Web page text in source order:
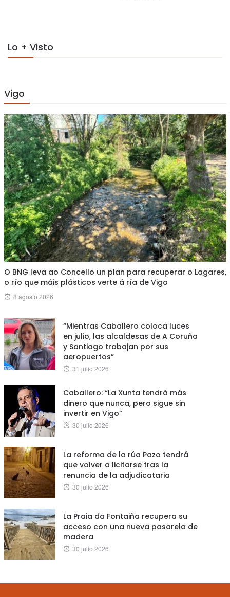
Lo + Visto
Vigo
O BNG leva ao Concello un plan para recuperar o Lagares,
o río que máis plásticos verte á ría de Vigo
Posted
8 agosto 2026
“Mientras Caballero coloca luces
en julio, las alcaldesas de A Coruña
y Santiago trabajan por sus
aeropuertos”
Posted
31 julio 2026
Caballero: “La Xunta tendrá más
dinero que nunca, pero sigue sin
invertir en Vigo”
Posted
30 julio 2026
La reforma de la rúa Pazo tendrá
que volver a licitarse tras la
renuncia de la adjudicataria
Posted
30 julio 2026
La Praia da Fontaiña recupera su
acceso con una nueva pasarela de
madera
Posted
30 julio 2026